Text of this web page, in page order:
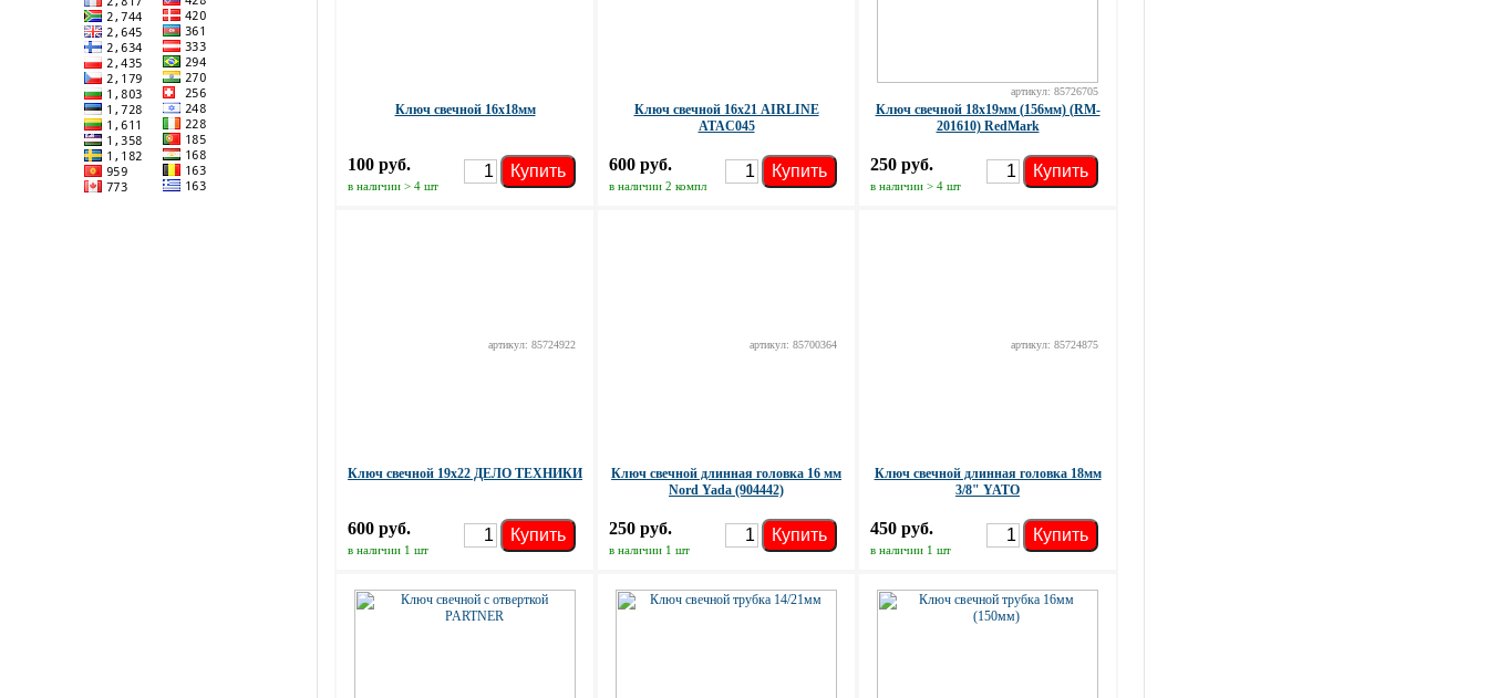
Ключ свечной 16х18мм
100 руб.
в наличии > 4 шт
Купить
Ключ свечной 16х21 AIRLINE
ATAC045
600 руб.
в наличии 2 компл
Купить
артикул: 85726705
Ключ свечной 18х19мм (156мм) (RM-
201610) RedMark
250 руб.
в наличии > 4 шт
Купить
артикул: 85724922
Ключ свечной 19х22 ДЕЛО ТЕХНИКИ
600 руб.
в наличии 1 шт
Купить
артикул: 85700364
Ключ свечной длинная головка 16 мм
Nord Yada (904442)
250 руб.
в наличии 1 шт
Купить
артикул: 85724875
Ключ свечной длинная головка 18мм
3/8" YATO
450 руб.
в наличии 1 шт
Купить